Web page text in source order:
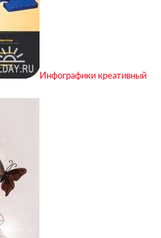
Инфографики креативный